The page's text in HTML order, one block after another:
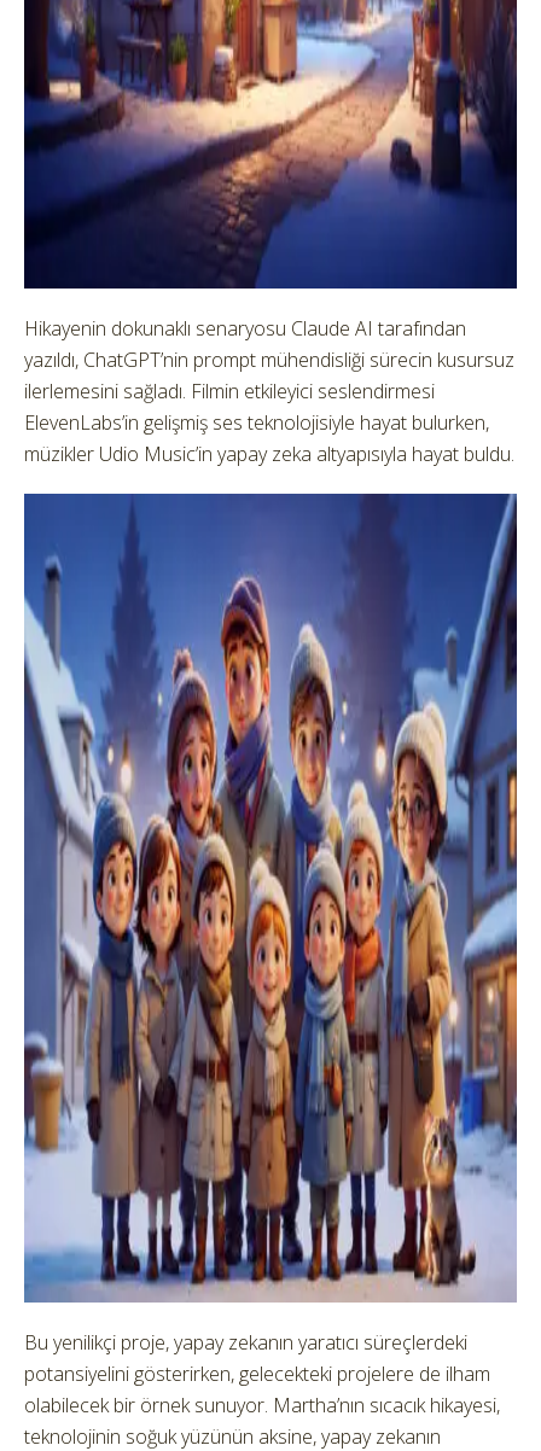
Hikayenin dokunaklı senaryosu Claude AI tarafından
yazıldı, ChatGPT’nin prompt mühendisliği sürecin kusursuz
ilerlemesini sağladı. Filmin etkileyici seslendirmesi
ElevenLabs’in gelişmiş ses teknolojisiyle hayat bulurken,
müzikler Udio Music’in yapay zeka altyapısıyla hayat buldu.
Bu yenilikçi proje, yapay zekanın yaratıcı süreçlerdeki
potansiyelini gösterirken, gelecekteki projelere de ilham
olabilecek bir örnek sunuyor. Martha’nın sıcacık hikayesi,
teknolojinin soğuk yüzünün aksine, yapay zekanın